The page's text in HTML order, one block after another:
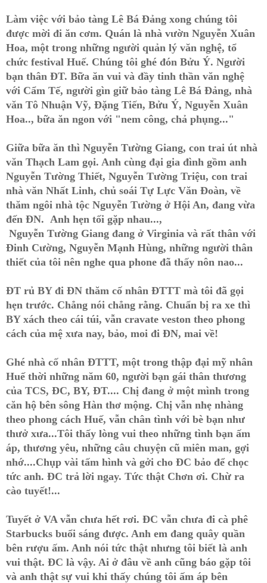
Làm việc với bảo tàng Lê Bá Đảng xong chúng tôi
được mời đi ăn cơm. Quán là nhà vườn Nguyễn Xuân
Hoa, một trong những người quản lý văn nghệ, tổ
chức festival Huế. Chúng tôi ghé đón Bửu Ý. Người
bạn thân ĐT. Bữa ăn vui và đầy tinh thần văn nghệ
với Cẩm Tế, người gìn giữ bảo tàng Lê Bá Đảng, nhà
văn Tô Nhuận Vỹ, Đặng Tiến, Bửu Ý, Nguyễn Xuân
Hoa.., bữa ăn ngon với "nem công, chả phụng..."
Giữa bữa ăn thì Nguyễn Tường Giang, con trai út nhà
văn Thạch Lam gọi. Anh cùng đại gia đình gồm anh
Nguyễn Tường Thiết, Nguyễn Tường Triệu, con trai
nhà văn Nhất Linh, chủ soái Tự Lực Văn Đoàn, về
thăm ngôi nhà tộc Nguyễn Tường ở Hội An, đang vừa
đến ĐN. Anh hẹn tối gặp nhau...,
Nguyễn Tường Giang đang ở Virginia và rất thân với
Đinh Cường, Nguyễn Mạnh Hùng, những người thân
thiết của tôi nên nghe qua phone đã thấy nôn nao...
ĐT rủ BY đi ĐN thăm cố nhân ĐTTT mà tôi đã gọi
hẹn trước. Chẳng nói chẳng rằng. Chuẩn bị ra xe thì
BY xách theo cái túi, vẫn cravate veston theo phong
cách của mệ xưa nay, bảo, moi đi ĐN, mai về!
Ghé nhà cố nhân ĐTTT, một trong thập đại mỹ nhân
Huế thời những năm 60, người bạn gái thân thương
của TCS, ĐC, BY, ĐT.... Chị đang ở một mình trong
căn hộ bên sông Hàn thơ mộng. Chị vẫn nhẹ nhàng
theo phong cách Huế, vẫn chân tình với bè bạn như
thưở xưa...Tôi thấy lòng vui theo những tình bạn ấm
áp, thương yêu, những câu chuyện cũ miên man, gợi
nhớ....Chụp vài tấm hình và gởi cho ĐC bảo để chọc
tức anh. ĐC trả lời ngay. Tức thật Chơn ơi. Chừ ra
cào tuyết!...
Tuyết ở VA vẫn chưa hết rơi. ĐC vẫn chưa đi cà phê
Starbucks buổi sáng được. Anh em đang quây quần
bên rượu ấm. Anh nói tức thật nhưng tôi biết là anh
vui thật. ĐC là vậy. Ai ở đâu về anh cũng báo gặp tôi
và anh thật sự vui khi thấy chúng tôi ấm áp bên